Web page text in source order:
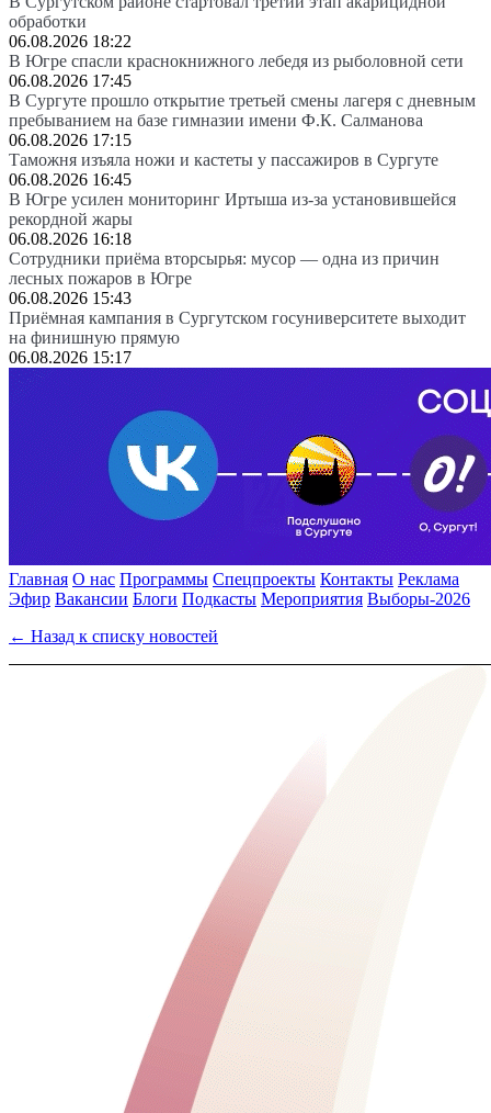
обработки
06.08.2026 18:22
В Югре спасли краснокнижного лебедя из рыболовной сети
06.08.2026 17:45
В Сургуте прошло открытие третьей смены лагеря с дневным
пребыванием на базе гимназии имени Ф.К. Салманова
06.08.2026 17:15
Таможня изъяла ножи и кастеты у пассажиров в Сургуте
06.08.2026 16:45
В Югре усилен мониторинг Иртыша из-за установившейся
рекордной жары
06.08.2026 16:18
Сотрудники приёма вторсырья: мусор — одна из причин
лесных пожаров в Югре
06.08.2026 15:43
Приёмная кампания в Сургутском госуниверситете выходит
на финишную прямую
06.08.2026 15:17
Главная О нас Программы Спецпроекты Контакты Реклама
Эфир Вакансии Блоги Подкасты Мероприятия Выборы-2026
← Назад к списку новостей